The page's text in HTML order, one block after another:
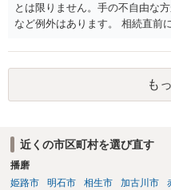
とは限りません。手の不自由な
など例外はあります。 相続直前
わかりません、分かりやすく解
婚姻が成立するには二つの要素
出ですが、もう一つは双方の婚
相互に助け合いながら生活して
めに配偶者という立場を得るこ
て、形式的に届出がなされたと
ないので、婚姻意思はありませ
も
近くの市区町村を選び直す
播磨
姫路市
明石市 相生市 加古川市